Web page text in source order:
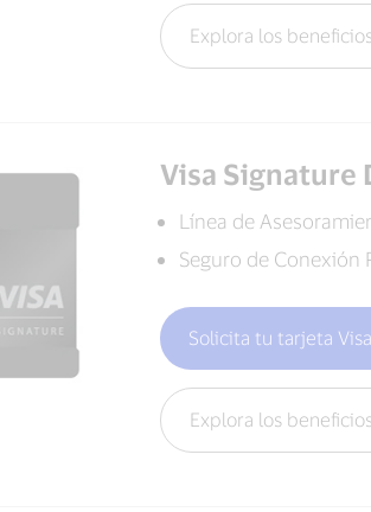
Explora los
Visa Signature
Línea de
Seguro de Conexión
Solicita tu tarjeta
Explora los